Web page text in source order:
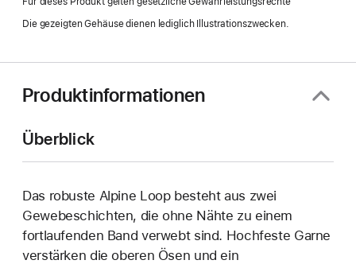
Fenster)
Die gezeigten Gehäuse dienen lediglich Illustrationszwecken.
Produktinformationen
Überblick
Das robuste Alpine Loop besteht aus zwei
Gewebe­schichten, die ohne Nähte zu einem
fortlaufenden Band verwebt sind. Hochfeste Garne
verstärken die oberen Ösen und ein